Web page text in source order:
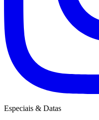
Especiais & Datas